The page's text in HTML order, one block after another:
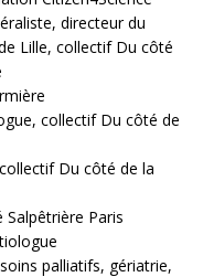
directeur du
Lille, collectif Du côté
collectif Du côté de
Du côté de la
Paris
palliatifs, gériatrie,